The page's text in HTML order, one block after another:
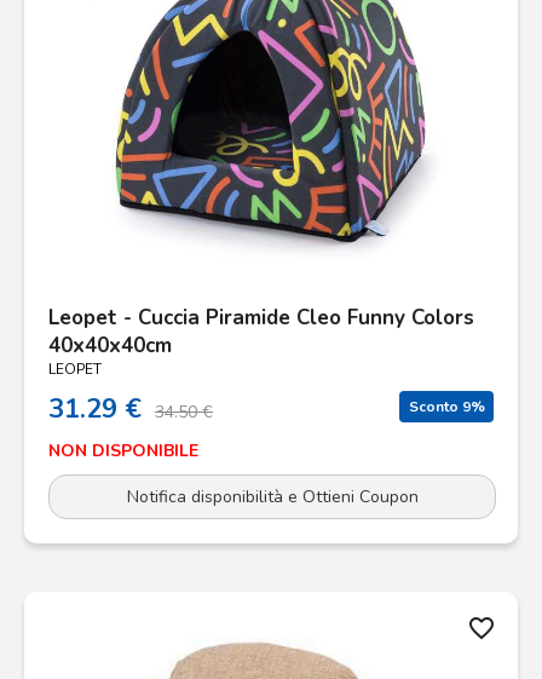
Leopet - Cuccia Piramide Cleo Funny Colors
40x40x40cm
LEOPET
31.29 € 34.50 € Sconto 9%
NON DISPONIBILE
Notifica disponibilità e Ottieni Coupon
favorite_border